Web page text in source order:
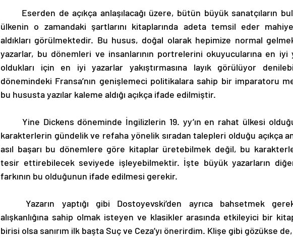
ülkenin o zamandaki şartlarını kitaplarında adeta temsil eder
aldıkları görülmektedir. Bu husus, doğal olarak hepimize normal
yazarlar, bu dönemleri ve insanlarının portrelerini okuyucularına en iyi
oldukları için en iyi yazarlar yakıştırmasına layık görülüyor
dönemindeki Fransa’nın genişlemeci politikalara sahip bir imparatoru
bu hususta yazılar kaleme aldığı açıkça ifade edilmiştir.
karakterlerin gündelik ve refaha yönelik sıradan talepleri olduğu açıkça
asıl başarı bu dönemlere göre kitaplar üretebilmek değil, bu
tesir ettirebilecek seviyede işleyebilmektir. İşte büyük yazarların
farkının bu olduğunun ifade edilmesi gerekir.
	Yazarın yaptığı gibi Dostoyevski’den ayrıca bahsetmek gerekirse, kitap okuma
alışkanlığına sahip olmak isteyen ve klasikler arasında etkileyici bir
birisi olsa sanırım ilk başta Suç ve Ceza’yı önerirdim. Klişe gibi gözükse